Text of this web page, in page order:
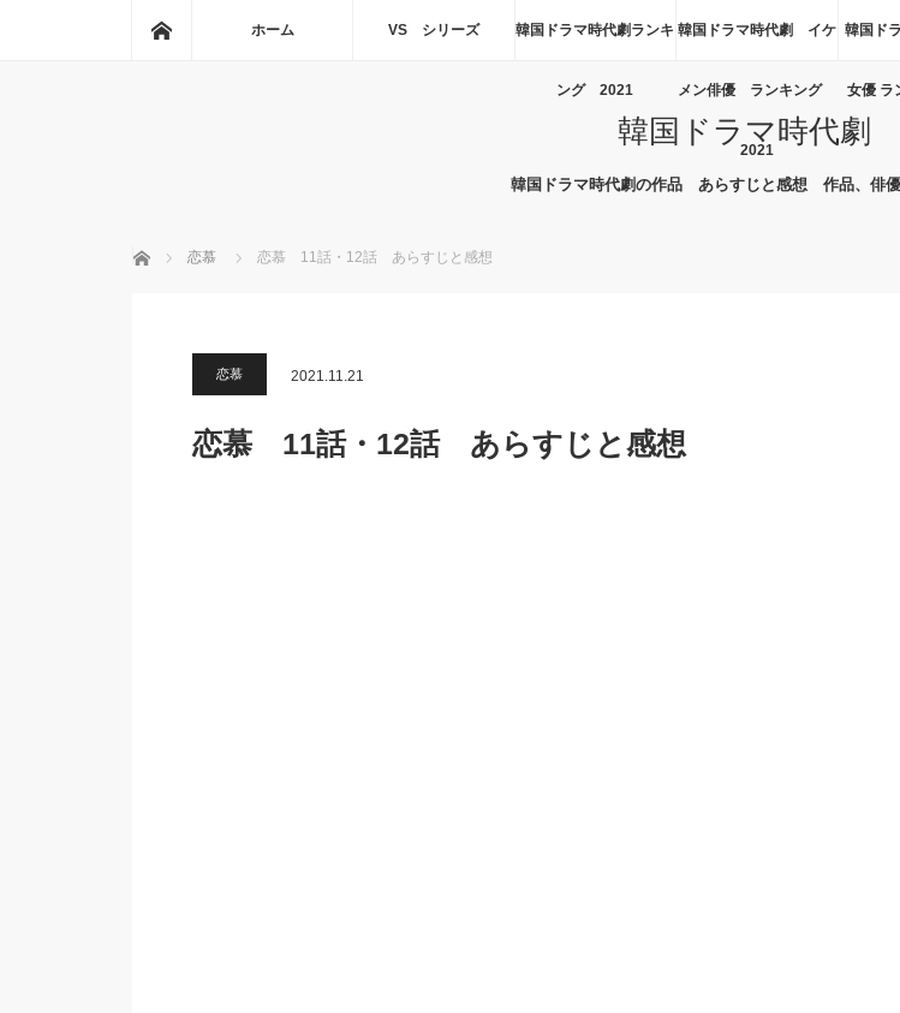
ホーム VS シリーズ 韓国ドラマ時代劇ランキ
ング 2021
韓国ドラマ時代劇 イケ
メン俳優 ランキング
2021
韓国ド
女優 ラ
韓国ドラマ時代劇
韓国ドラマ時代劇の作品 あらすじと感想 作品、俳
ホーム 恋慕 恋慕 11話・12話 あらすじと感想
恋慕 2021.11.21
恋慕 11話・12話 あらすじと感想